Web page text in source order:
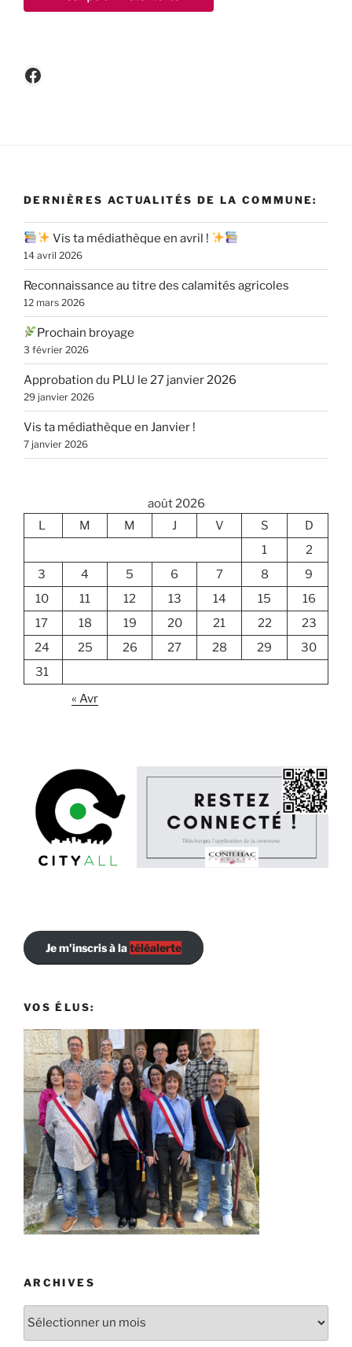
Facebook
DERNIÈRES ACTUALITÉS DE LA COMMUNE:
Vis ta médiathèque en avril !
14 avril 2026
Reconnaissance au titre des calamités agricoles
12 mars 2026
Prochain broyage
3 février 2026
Approbation du PLU le 27 janvier 2026
29 janvier 2026
Vis ta médiathèque en Janvier !
7 janvier 2026
août 2026
L
M M J V S
D
1
2
3
4 5 6 7 8
9
10
11 12 13 14 15
16
17
18 19 20 21 22
23
24
25 26 27 28 29
30
31
« Avr
Je m'inscris à latéléalerte
VOS ÉLUS:
ARCHIVES